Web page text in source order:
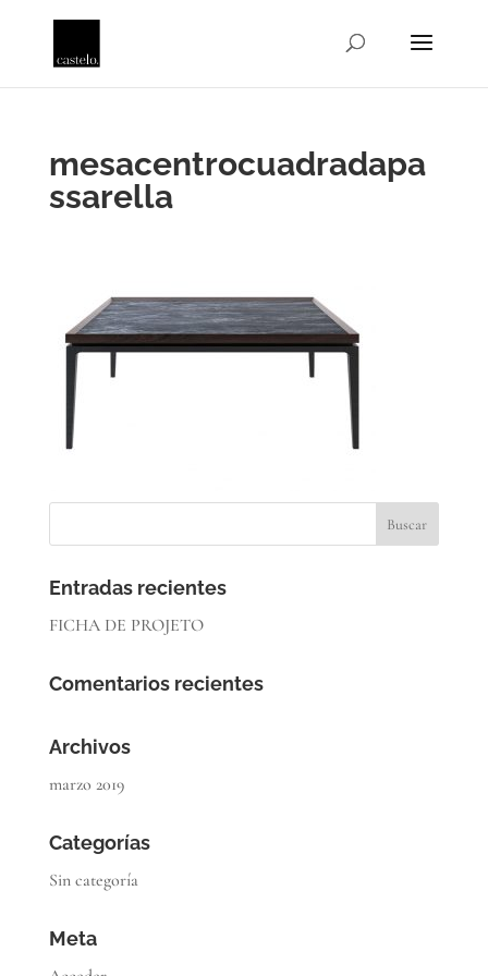
mesacentrocuadradapa
ssarella
Entradas recientes
FICHA DE PROJETO
Comentarios recientes
Archivos
marzo 2019
Categorías
Sin categoría
Meta